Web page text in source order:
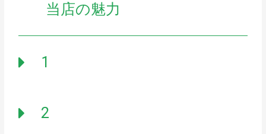
当店の魅力
1
2